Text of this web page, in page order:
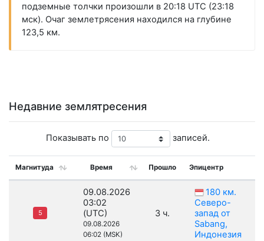
подземные толчки произошли в 20:18 UTC (23:18
мск). Очаг землетрясения находился на глубине
123,5 км.
Недавние землятресения
Показывать по записей.
Магнитуда Время Прошло Эпицентр
5
09.08.2026
03:02
(UTC)
09.08.2026
06:02 (MSK)
3 ч.
180 км.
Северо-
запад от
Sabang,
Индонезия